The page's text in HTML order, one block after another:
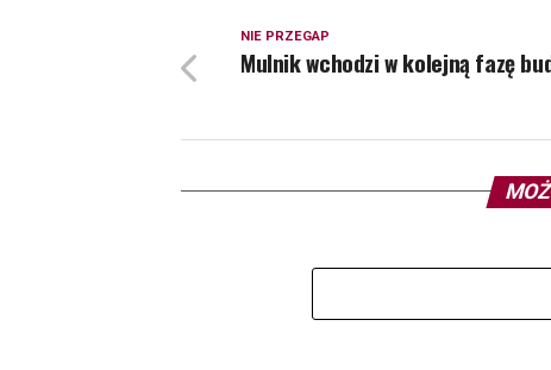
NIE PRZEGAP
Mulnik wchodzi w kolejną fazę